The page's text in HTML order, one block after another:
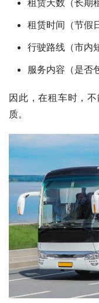
租赁时间（节假
行驶路线（市内
服务内容（是否
因此，在租车时，
质。